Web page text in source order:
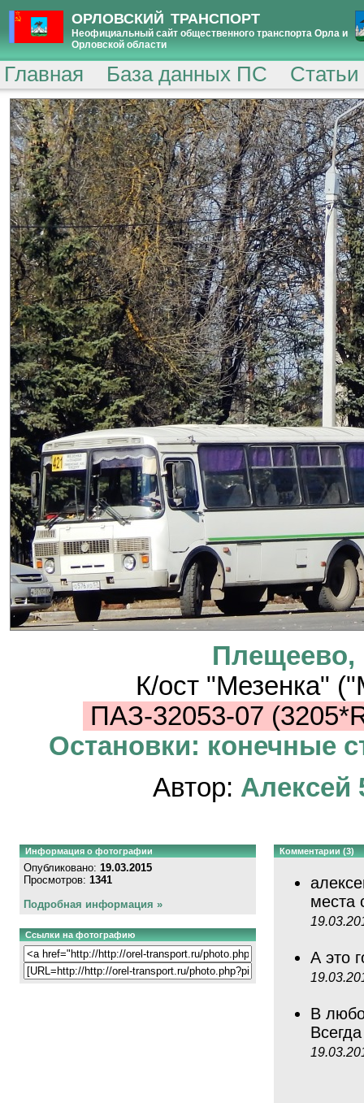
ОРЛОВСКИЙ ТРАНСПОРТ
Неофициальный сайт общественного транспорта Орла и
Орловской области
Главная База данных ПС
Плещеево,
К/ост "Мезенка"
ПАЗ-32053-07
Остановки: конечные
Автор: Алексей
Информация о фотографии
Опубликовано: 19.03.2015
Просмотров: 1341
Подробная информация »
Ссылки на фотографию
Комментарии (3)
А это
В